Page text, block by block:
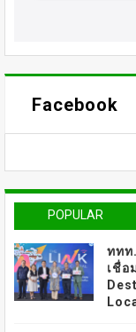
Facebook
POPULAR
ททท
เชื่อ